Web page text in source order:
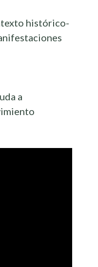
histórico-
a